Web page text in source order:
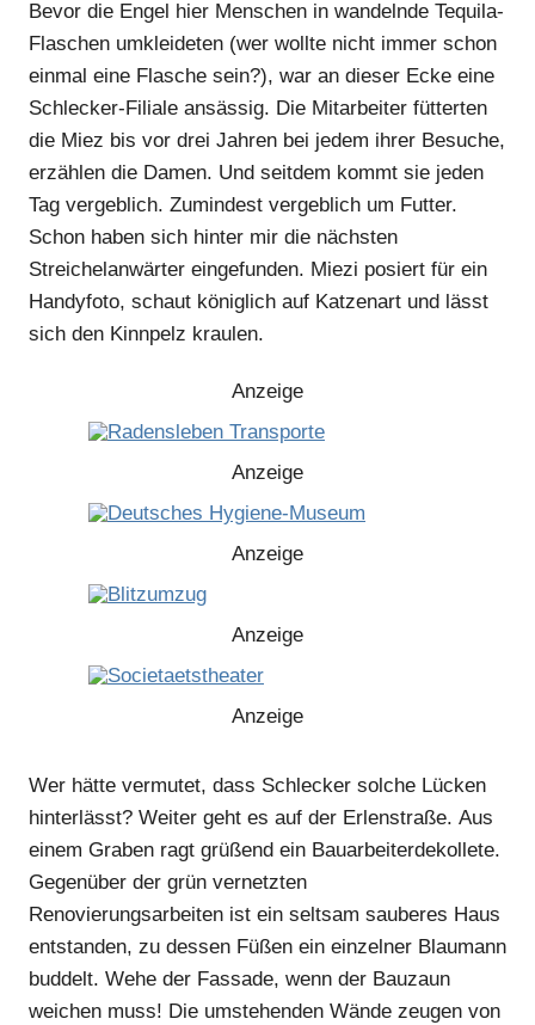
Bevor die Engel hier Menschen in wandelnde Tequila-
Flaschen umkleideten (wer wollte nicht immer schon
einmal eine Flasche sein?), war an dieser Ecke eine
Schlecker-Filiale ansässig. Die Mitarbeiter fütterten
die Miez bis vor drei Jahren bei jedem ihrer Besuche,
erzählen die Damen. Und seitdem kommt sie jeden
Tag vergeblich. Zumindest vergeblich um Futter.
Schon haben sich hinter mir die nächsten
Streichelanwärter eingefunden. Miezi posiert für ein
Handyfoto, schaut königlich auf Katzenart und lässt
sich den Kinnpelz kraulen.
Anzeige
Anzeige
Anzeige
Anzeige
Anzeige
Anzeige
Anzeige
Anzeige
Wer hätte vermutet, dass Schlecker solche Lücken
hinterlässt? Weiter geht es auf der Erlenstraße. Aus
einem Graben ragt grüßend ein Bauarbeiterdekollete.
Gegenüber der grün vernetzten
Renovierungsarbeiten ist ein seltsam sauberes Haus
entstanden, zu dessen Füßen ein einzelner Blaumann
buddelt. Wehe der Fassade, wenn der Bauzaun
weichen muss! Die umstehenden Wände zeugen von